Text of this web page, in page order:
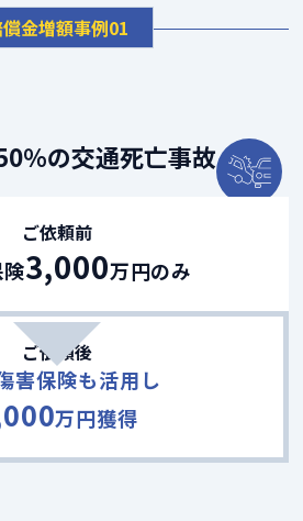
金増額事例01
％の交通死亡事故
ご依頼前
3,000万円のみ
ご依頼後
害保険も活用し
万円獲得